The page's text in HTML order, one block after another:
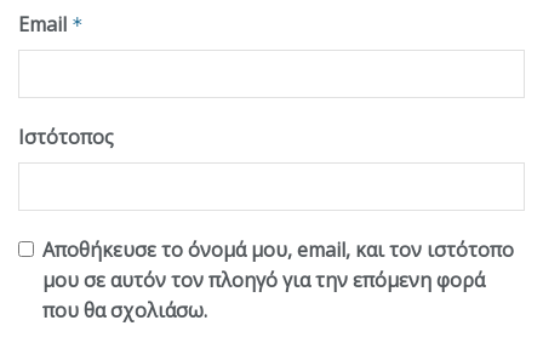
Email *
Ιστότοπος
Αποθήκευσε το όνομά μου, email, και τον ιστότοπο
μου σε αυτόν τον πλοηγό για την επόμενη φορά
που θα σχολιάσω.